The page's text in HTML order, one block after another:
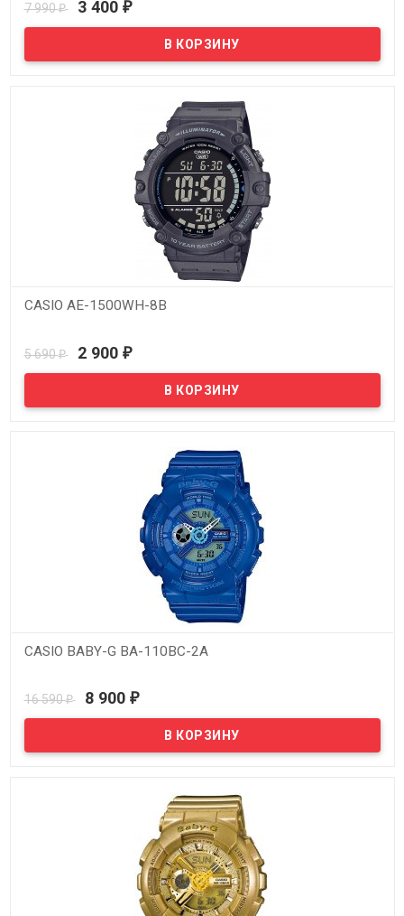
7 990₽ 3 400 ₽
CASIO AE-1500WH-8B
5 690₽ 2 900 ₽
CASIO BABY-G BA-110BC-2A
16 590₽ 8 900 ₽